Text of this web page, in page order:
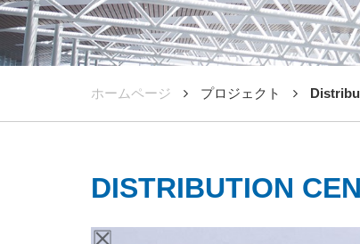
ホームページ プロジェクト
DISTRIBUTION